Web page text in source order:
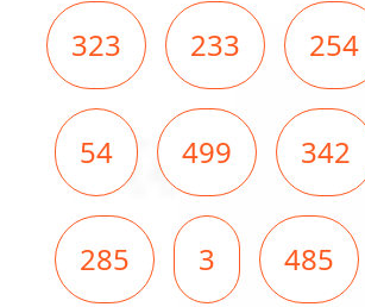
323 233 254
54 499 342
285 3 485